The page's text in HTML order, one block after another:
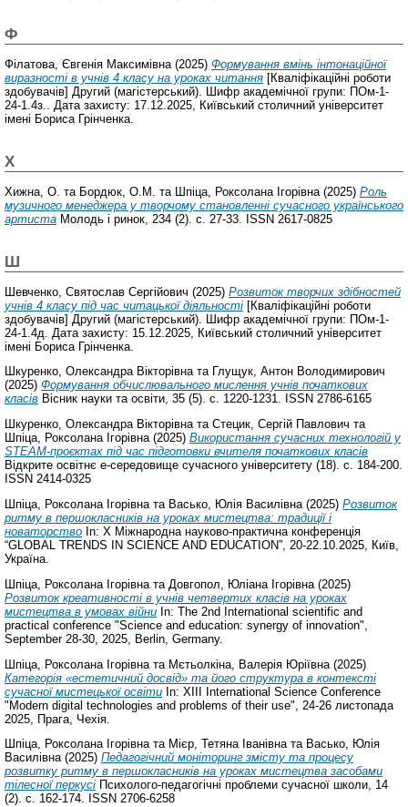
Ф
Філатова, Євгенія Максимівна (2025) Формування вмінь інтонаційної
виразності в учнів 4 класу на уроках читання [Кваліфікаційні роботи
здобувачів] Другий (магістерський). Шифр академічної групи: ПОм-1-
24-1.4з.. Дата захисту: 17.12.2025, Київський столичний університет
імені Бориса Грінченка.
Х
Хижна, О. та Бордюк, О.М. та Шпіца, Роксолана Ігорівна (2025) Роль
музичного менеджера у творчому становленні сучасного українського
артиста Молодь і ринок, 234 (2). с. 27-33. ISSN 2617-0825
Ш
Шевченко, Святослав Сергійович (2025) Розвиток творчих здібностей
учнів 4 класу під час читацької діяльності [Кваліфікаційні роботи
здобувачів] Другий (магістерський). Шифр академічної групи: ПОм-1-
24-1.4д. Дата захисту: 15.12.2025, Київський столичний університет
імені Бориса Грінченка.
Шкуренко, Олександра Вікторівната Глущук, Антон Володимирович
(2025) Формування обчислювального мислення учнів початкових
класів Вісник науки та освіти, 35 (5). с. 1220-1231. ISSN 2786-6165
Шкуренко, Олександра Вікторівната Стецик, Сергій Павлович та
Шпіца, Роксолана Ігорівна(2025) Використання сучасних технологій у
STEAM-проєктах під час підготовки вчителя початкових класів
Відкрите освітнє е-середовище сучасного університету (18). с. 184-200.
ISSN 2414-0325
Шпіца, Роксолана Ігорівна та Васько, Юлія Василівна (2025) Розвиток
ритму в першокласників на уроках мистецтва: традиції і
новаторство In: X Міжнародна науково-практична конференція
“GLOBAL TRENDS IN SCIENCE AND EDUCATION”, 20-22.10.2025, Київ,
Україна.
Шпіца, Роксолана Ігорівна та Довгопол, Юліана Ігорівна (2025)
Розвиток креативності в учнів четвертих класів на уроках
мистецтва в умовах війни In: The 2nd International scientific and
practical conference "Science and education: synergy of innovation",
September 28-30, 2025, Berlin, Germany.
Шпіца, Роксолана Ігорівна та Мєтьолкіна, Валерія Юріївна (2025)
Категорія «естетичний досвід» та його структура в контексті
сучасної мистецької освіти In: XIII International Science Conference
"Modern digital technologies and problems of their use", 24-26 листопада
2025, Прага, Чехія.
Шпіца, Роксолана Ігорівната Мієр, Тетяна Іванівната Васько, Юлія
Василівна(2025) Педагогічний моніторинг змісту та процесу
розвитку ритму в першокласників на уроках мистецтва засобами
тілесної перкусі Психолого-педагогічні проблеми сучасної школи, 14
(2). с. 162-174. ISSN 2706-6258